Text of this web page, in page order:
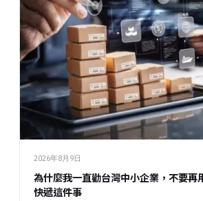
2026年8月9日
為什麼我一直勸台灣中小企業，不要再
快遞這件事